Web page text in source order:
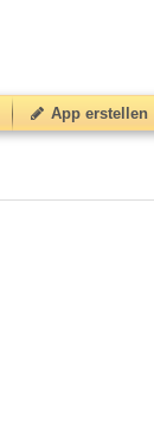
App erstellen